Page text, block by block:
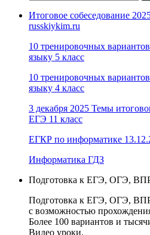
Итоговое собеседование
russkiykim.ru
10 тренировочных
языку 5 класс
10 тренировочных
языку 4 класс
3 декабря 2025 Темы
ЕГЭ 11 класс
ЕГКР по информатике
Информатика ГДЗ
Подготовка к ЕГЭ, ОГЭ,
Подготовка к ЕГЭ, ОГЭ,
с возможностью
Более 100 вариантов и
Видео уроки.